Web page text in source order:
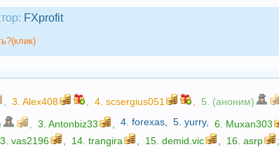
FXprofit
3.Alex408 4.scsergius051 5. (аноним)
3.Antonbiz33 4.forexas 5.yurry, 6. Muxan303
vas2196 14.trangira 15.demid.vic 16.asrp
;